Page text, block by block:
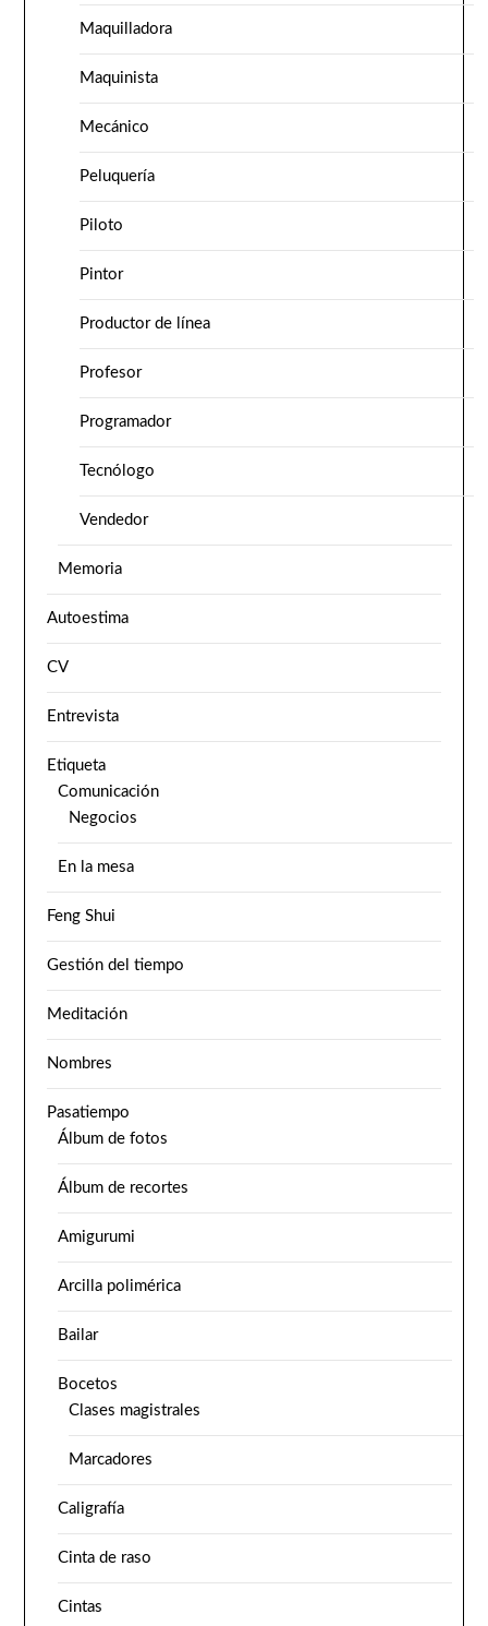
Maquilladora
Maquinista
Mecánico
Peluquería
Piloto
Pintor
Productor de línea
Profesor
Programador
Tecnólogo
Vendedor
Memoria
Autoestima
CV
Entrevista
Etiqueta
Comunicación
Negocios
En la mesa
Feng Shui
Gestión del tiempo
Meditación
Nombres
Pasatiempo
Álbum de fotos
Álbum de recortes
Amigurumi
Arcilla polimérica
Bailar
Bocetos
Clases magistrales
Marcadores
Caligrafía
Cinta de raso
Cintas